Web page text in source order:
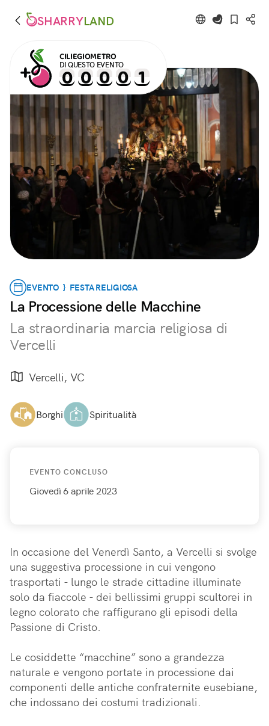
SHARRYLAND
CILIEGIOMETRO
DI QUESTO EVENTO
EVENTO } FESTA RELIGIOSA
La Processione delle Macchine
La straordinaria marcia religiosa di
Vercelli
Vercelli, VC
Borghi Spiritualità
EVENTO CONCLUSO
Giovedì 6 aprile 2023
In occasione del Venerdì Santo, a Vercelli si svolge
una suggestiva processione in cui vengono
trasportati - lungo le strade cittadine illuminate
solo da fiaccole - dei bellissimi gruppi scultorei in
legno colorato che raffigurano gli episodi della
Passione di Cristo.
Le cosiddette “macchine” sono a grandezza
naturale e vengono portate in processione dai
componenti delle antiche confraternite eusebiane,
che indossano dei costumi tradizionali.